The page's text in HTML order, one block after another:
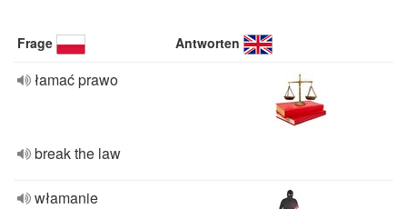
Frage Antworten
łamać prawo
break the law
włamanie